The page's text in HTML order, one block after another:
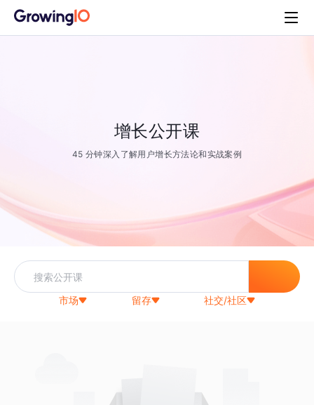
增长公开课
45 分钟深入了解用户增长方法论和实战案例
市场 留存 社交/社区